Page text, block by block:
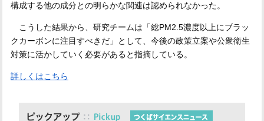
構成する他の成分との明らかな関連は認められなかった。
こうした結果から、研究チームは「総PM2.5濃度以上にブラッ
クカーボンに注目すべきだ」として、今後の政策立案や公衆衛生
対策に活かしていく必要があると指摘している。
詳しくはこちら